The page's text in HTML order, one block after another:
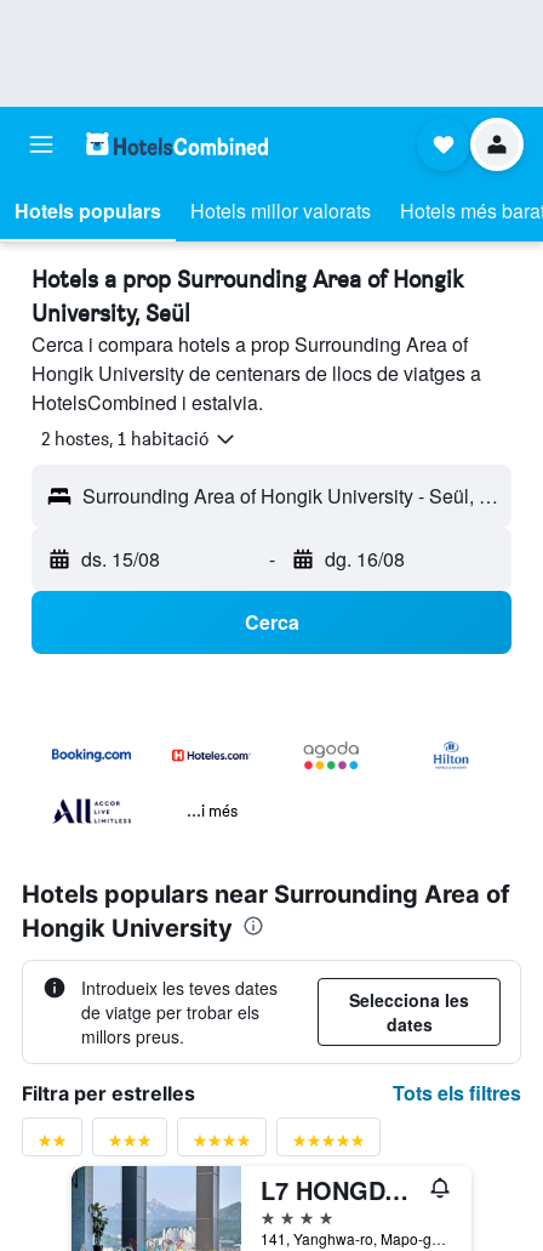
Hotels populars Hotels millor valorats Hotels més
Hotels a prop Surrounding Area of Hongik
University, Seül
Cerca i compara hotels a prop Surrounding Area of
Hongik University de centenars de llocs de viatges a
HotelsCombined i estalvia.
2 hostes, 1 habitació
Surrounding Area of Hongik University - Seül, Corea del Sud
ds. 15/08 - dg. 16/08
Cerca
...i més
Hotels populars near Surrounding Area of
Hongik University
Introdueix les teves dates
de viatge per trobar els
millors preus.
Selecciona les
dates
Filtra per estrelles Tots els filtres
L7 HONGDAE by LOTTE
4 estrelles
141, Yanghwa-ro, Mapo-gu, Seül, Corea del Sud